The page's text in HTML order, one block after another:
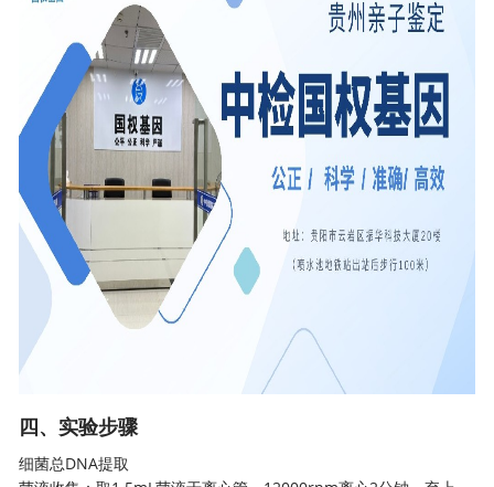
四、 实验步骤
细菌总DNA提取